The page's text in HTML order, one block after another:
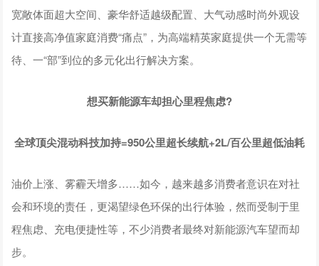
宽敞体面超大空间、豪华舒适越级配置、大气动感时尚外观设
计直接高净值家庭消费“痛点”，为高端精英家庭提供一个无需等
待、一“部”到位的多元化出行解决方案。
想买新能源车却担心里程焦虑?
全球顶尖混动科技加持=950公里超长续航+2L/百公里超低油耗
油价上涨、雾霾天增多……如今，越来越多消费者意识在对社
会和环境的责任，更渴望绿色环保的出行体验，然而受制于里
程焦虑、充电便捷性等，不少消费者最终对新能源汽车望而却
步。